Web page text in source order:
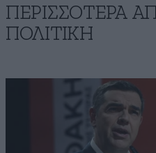
ΠΕΡΙΣΣΟΤΕΡΑ
ΠΟΛΙΤΙΚΗ